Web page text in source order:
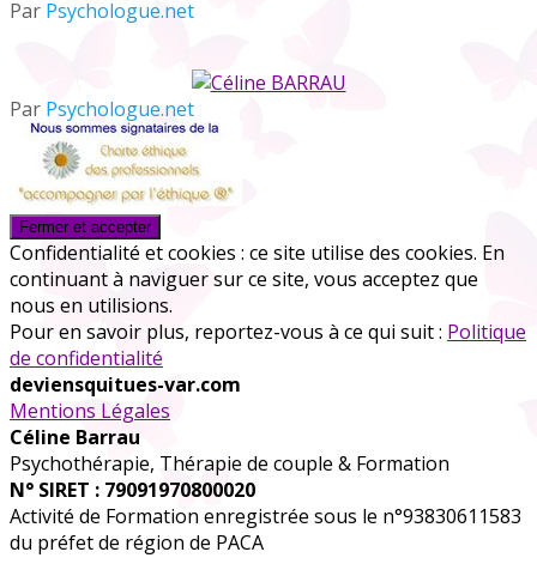
Par Psychologue.net
Par Psychologue.net
Confidentialité et cookies : ce site utilise des cookies. En
continuant à naviguer sur ce site, vous acceptez que
nous en utilisions.
Pour en savoir plus, reportez-vous à ce qui suit : Politique
de confidentialité
deviensquitues-var.com
Mentions Légales
Céline Barrau
Psychothérapie, Thérapie de couple & Formation
N° SIRET : 79091970800020
Activité de Formation enregistrée sous le n°93830611583
du préfet de région de PACA